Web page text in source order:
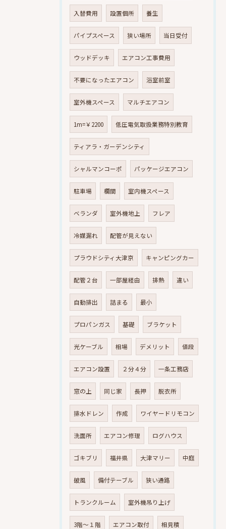
入替費用 設置個所 養生
パイプスペース 狭い場所 当日受付
ウッドデッキ エアコン工事費用
不要になったエアコン 浴室前室
室外機スペース マルチエアコン
1m=￥2200 低圧電気取扱業務特別教育
ティアラ・ガーデンシティ
シャルマンコーポ パッケージエアコン
駐車場 欄間 室内機スペース
ベランダ 室外機地上 フレア
冷媒漏れ 配管が見えない
プラウドシティ大津京 キャンピングカー
配管２台 一部屋経由 排熱 違い
自動排出 詰まる 最小
プロパンガス 基礎 ブラケット
光ケーブル 相場 デメリット 値段
エアコン設置 ２分４分 一条工務店
窓の上 同じ家 長押 脱衣所
排水ドレン 作成 ワイヤードリモコン
洗面所 エアコン修理 ログハウス
ゴキブリ 福井県 大津マリー 中庭
破風 備付テーブル 狭い通路
トランクルーム 室外機吊り上げ
3階～１階 エアコン取付 相見積